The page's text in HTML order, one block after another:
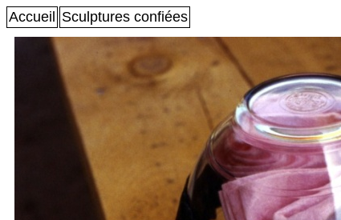
Accueil Sculptures confiées